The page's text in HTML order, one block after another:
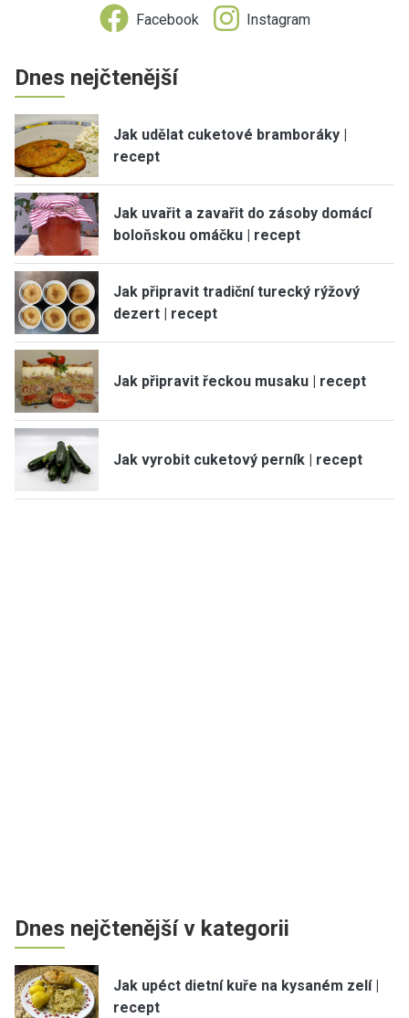
Facebook Instagram
Dnes nejčtenější
Jak udělat cuketové bramboráky |
recept
Jak uvařit a zavařit do zásoby domácí
boloňskou omáčku | recept
Jak připravit tradiční turecký rýžový
dezert | recept
Jak připravit řeckou musaku | recept
Jak vyrobit cuketový perník | recept
Dnes nejčtenější v kategorii
Jak upéct dietní kuře na kysaném zelí |
recept